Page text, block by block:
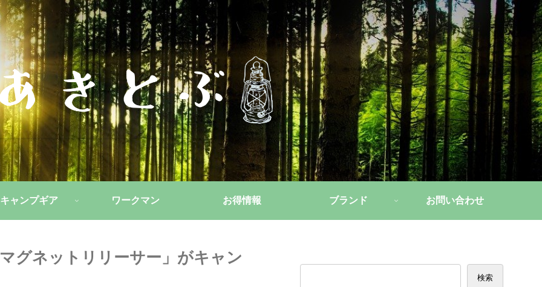
キャンプギア ワークマン お得情報 ブランド お問い合わせ
グネットリリーサー」がキャン
検索